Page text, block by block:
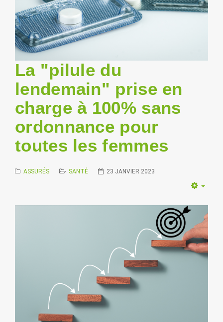
La "pilule du
lendemain" prise en
charge à 100% sans
ordonnance pour
toutes les femmes
ASSURÉS SANTÉ 23 JANVIER 2023